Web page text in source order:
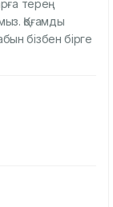
терең
Қоғамды
бізбен бірге